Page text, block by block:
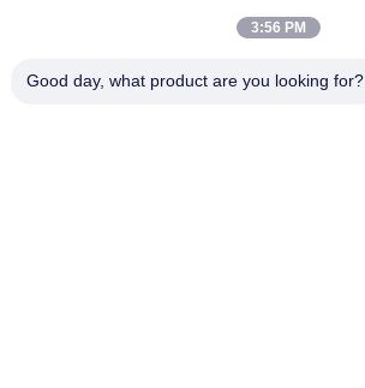
3:56 PM
Good day, what product are you looking for?